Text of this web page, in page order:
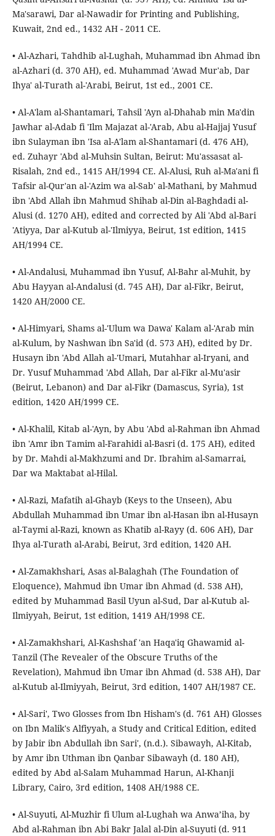
Ma'sarawi, Dar al-Nawadir for Printing and Publishing,
Kuwait, 2nd ed., 1432 AH - 2011 CE.
• Al-Azhari, Tahdhib al-Lughah, Muhammad ibn Ahmad ibn
al-Azhari (d. 370 AH), ed. Muhammad 'Awad Mur'ab, Dar
Ihya' al-Turath al-'Arabi, Beirut, 1st ed., 2001 CE.
• Al-A'lam al-Shantamari, Tahsil 'Ayn al-Dhahab min Ma'din
Jawhar al-Adab fi 'Ilm Majazat al-'Arab, Abu al-Hajjaj Yusuf
ibn Sulayman ibn 'Isa al-A'lam al-Shantamari (d. 476 AH),
ed. Zuhayr 'Abd al-Muhsin Sultan, Beirut: Mu'assasat al-
Risalah, 2nd ed., 1415 AH/1994 CE. Al-Alusi, Ruh al-Ma'ani fi
Tafsir al-Qur'an al-'Azim wa al-Sab' al-Mathani, by Mahmud
ibn 'Abd Allah ibn Mahmud Shihab al-Din al-Baghdadi al-
Alusi (d. 1270 AH), edited and corrected by Ali 'Abd al-Bari
'Atiyya, Dar al-Kutub al-'Ilmiyya, Beirut, 1st edition, 1415
AH/1994 CE.
• Al-Andalusi, Muhammad ibn Yusuf, Al-Bahr al-Muhit, by
Abu Hayyan al-Andalusi (d. 745 AH), Dar al-Fikr, Beirut,
1420 AH/2000 CE.
• Al-Himyari, Shams al-'Ulum wa Dawa' Kalam al-'Arab min
al-Kulum, by Nashwan ibn Sa'id (d. 573 AH), edited by Dr.
Husayn ibn 'Abd Allah al-'Umari, Mutahhar al-Iryani, and
Dr. Yusuf Muhammad 'Abd Allah, Dar al-Fikr al-Mu'asir
(Beirut, Lebanon) and Dar al-Fikr (Damascus, Syria), 1st
edition, 1420 AH/1999 CE.
• Al-Khalil, Kitab al-'Ayn, by Abu 'Abd al-Rahman ibn Ahmad
ibn 'Amr ibn Tamim al-Farahidi al-Basri (d. 175 AH), edited
by Dr. Mahdi al-Makhzumi and Dr. Ibrahim al-Samarrai,
Dar wa Maktabat al-Hilal.
• Al-Razi, Mafatih al-Ghayb (Keys to the Unseen), Abu
Abdullah Muhammad ibn Umar ibn al-Hasan ibn al-Husayn
al-Taymi al-Razi, known as Khatib al-Rayy (d. 606 AH), Dar
Ihya al-Turath al-Arabi, Beirut, 3rd edition, 1420 AH.
• Al-Zamakhshari, Asas al-Balaghah (The Foundation of
Eloquence), Mahmud ibn Umar ibn Ahmad (d. 538 AH),
edited by Muhammad Basil Uyun al-Sud, Dar al-Kutub al-
Ilmiyyah, Beirut, 1st edition, 1419 AH/1998 CE.
• Al-Zamakhshari, Al-Kashshaf 'an Haqa'iq Ghawamid al-
Tanzil (The Revealer of the Obscure Truths of the
Revelation), Mahmud ibn Umar ibn Ahmad (d. 538 AH), Dar
al-Kutub al-Ilmiyyah, Beirut, 3rd edition, 1407 AH/1987 CE.
• Al-Sari', Two Glosses from Ibn Hisham's (d. 761 AH) Glosses
on Ibn Malik's Alfiyyah, a Study and Critical Edition, edited
by Jabir ibn Abdullah ibn Sari', (n.d.). Sibawayh, Al-Kitab,
by Amr ibn Uthman ibn Qanbar Sibawayh (d. 180 AH),
edited by Abd al-Salam Muhammad Harun, Al-Khanji
Library, Cairo, 3rd edition, 1408 AH/1988 CE.
• Al-Suyuti, Al-Muzhir fi Ulum al-Lughah wa Anwa’iha, by
Abd al-Rahman ibn Abi Bakr Jalal al-Din al-Suyuti (d. 911